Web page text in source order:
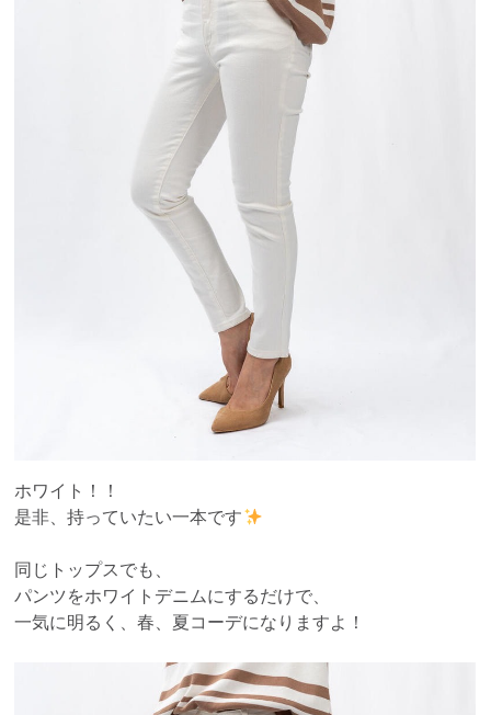
ホワイト！！
是非、持っていたい一本です
同じトップスでも、
パンツをホワイトデニムにするだけで、
一気に明るく、春、夏コーデになりますよ！